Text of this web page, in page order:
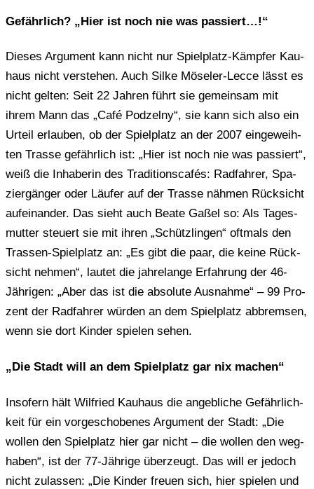
Gefähr­lich? „Hier ist noch nie was passiert…!“
Dieses Argu­ment kann nicht nur Spiel­platz-Kämp­fer Kau­
haus nicht ver­ste­hen. Auch Silke Möse­ler-Lecce lässt es
nicht gelten: Seit 22 Jahren führt sie gemein­sam mit
ihrem Mann das „Café Pod­zel­ny“, sie kann sich also ein
Urteil erlau­ben, ob der Spiel­platz an der 2007 ein­ge­weih­
ten Trasse gefähr­lich ist: „Hier ist noch nie was pas­siert“,
weiß die Inha­be­rin des Tra­di­ti­ons­ca­fés: Rad­fah­rer, Spa­
zier­gän­ger oder Läufer auf der Trasse nähmen Rück­sicht
auf­ein­an­der. Das sieht auch Beate Gaßel so: Als Tages­
mut­ter steu­ert sie mit ihren „Schütz­lin­gen“ oft­mals den
Tras­sen-Spiel­platz an: „Es gibt die paar, die keine Rück­
sicht nehmen“, lautet die jah­re­lan­ge Erfah­rung der 46-
Jäh­ri­gen: „Aber das ist die abso­lu­te Aus­nah­me“ – 99 Pro­
zent der Rad­fah­rer würden an dem Spiel­platz abbrem­sen,
wenn sie dort Kinder spie­len sehen.
„Die Stadt will an dem Spiel­platz gar nix machen“
Inso­fern hält Wil­fried Kau­haus die angeb­li­che Gefähr­lich­
keit für ein vor­ge­scho­be­nes Argu­ment der Stadt: „Die
wollen den Spiel­platz hier gar nicht – die wollen den weg­
ha­ben“, ist der 77-Jäh­ri­ge über­zeugt. Das will er jedoch
nicht zulas­sen: „Die Kinder freuen sich, hier spie­len und